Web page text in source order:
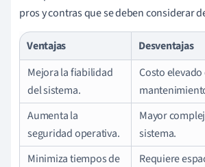
pros y contras que se deben considerar
Ventajas
Desventajas
Mejora la fiabilidad
del sistema.
Costo
Aumenta la
seguridad operativa.
Mayor
sistema.
Minimiza tiempos de
Requiere